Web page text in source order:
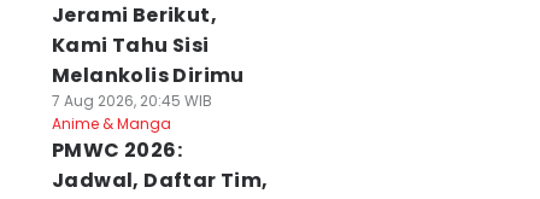
Jerami Berikut,
Kami Tahu Sisi
Melankolis Dirimu
7 Aug 2026, 20:45 WIB
Anime & Manga
PMWC 2026:
Jadwal, Daftar Tim,